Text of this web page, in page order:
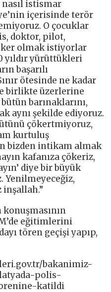
istismar
içerisinde terör
O çocuklar
doktor, pilot,
olmak istiyorlar
yıldır yürüttükleri
başarılı
ötesinde ne kadar
birlikte üzerlerine
barınaklarını,
aynı şekilde ediyoruz.
çökertmiyoruz,
kurtuluş
bizden intikam almak
kafanıza çökeriz,
diye bir büyük
Yenilmeyeceğiz,
inşallah.”
konuşmasının
eğitimlerini
tören geçişi yapıp,
bakanimiz-
polis-
katildi